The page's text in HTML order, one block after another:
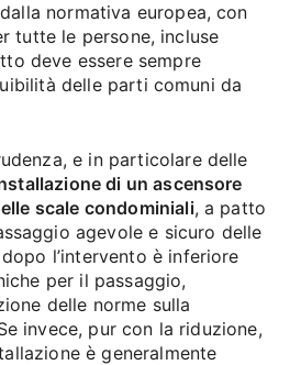
normativa europea, con
tutte le persone, incluse
deve essere sempre
delle parti comuni da
e in particolare delle
di un ascensore
scale condominiali, a patto
agevole e sicuro delle
l’intervento è inferiore
per il passaggio,
delle norme sulla
invece, pur con la riduzione,
è generalmente